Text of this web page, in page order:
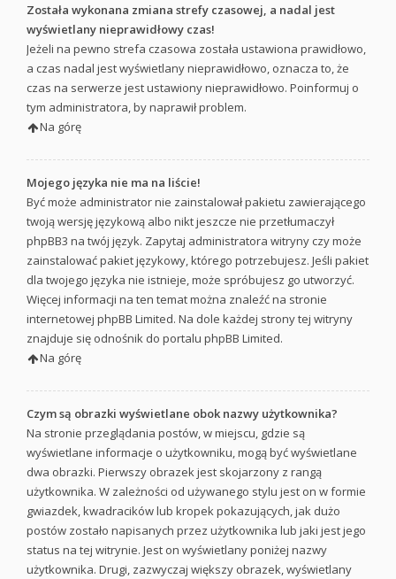
Została wykonana zmiana strefy czasowej, a nadal jest
wyświetlany nieprawidłowy czas!
Jeżeli na pewno strefa czasowa została ustawiona prawidłowo,
a czas nadal jest wyświetlany nieprawidłowo, oznacza to, że
czas na serwerze jest ustawiony nieprawidłowo. Poinformuj o
tym administratora, by naprawił problem.
Na górę
Mojego języka nie ma na liście!
Być może administrator nie zainstalował pakietu zawierającego
twoją wersję językową albo nikt jeszcze nie przetłumaczył
phpBB3 na twój język. Zapytaj administratora witryny czy może
zainstalować pakiet językowy, którego potrzebujesz. Jeśli pakiet
dla twojego języka nie istnieje, może spróbujesz go utworzyć.
Więcej informacji na ten temat można znaleźć na stronie
internetowej phpBB Limited. Na dole każdej strony tej witryny
znajduje się odnośnik do portalu phpBB Limited.
Na górę
Czym są obrazki wyświetlane obok nazwy użytkownika?
Na stronie przeglądania postów, w miejscu, gdzie są
wyświetlane informacje o użytkowniku, mogą być wyświetlane
dwa obrazki. Pierwszy obrazek jest skojarzony z rangą
użytkownika. W zależności od używanego stylu jest on w formie
gwiazdek, kwadracików lub kropek pokazujących, jak dużo
postów zostało napisanych przez użytkownika lub jaki jest jego
status na tej witrynie. Jest on wyświetlany poniżej nazwy
użytkownika. Drugi, zazwyczaj większy obrazek, wyświetlany